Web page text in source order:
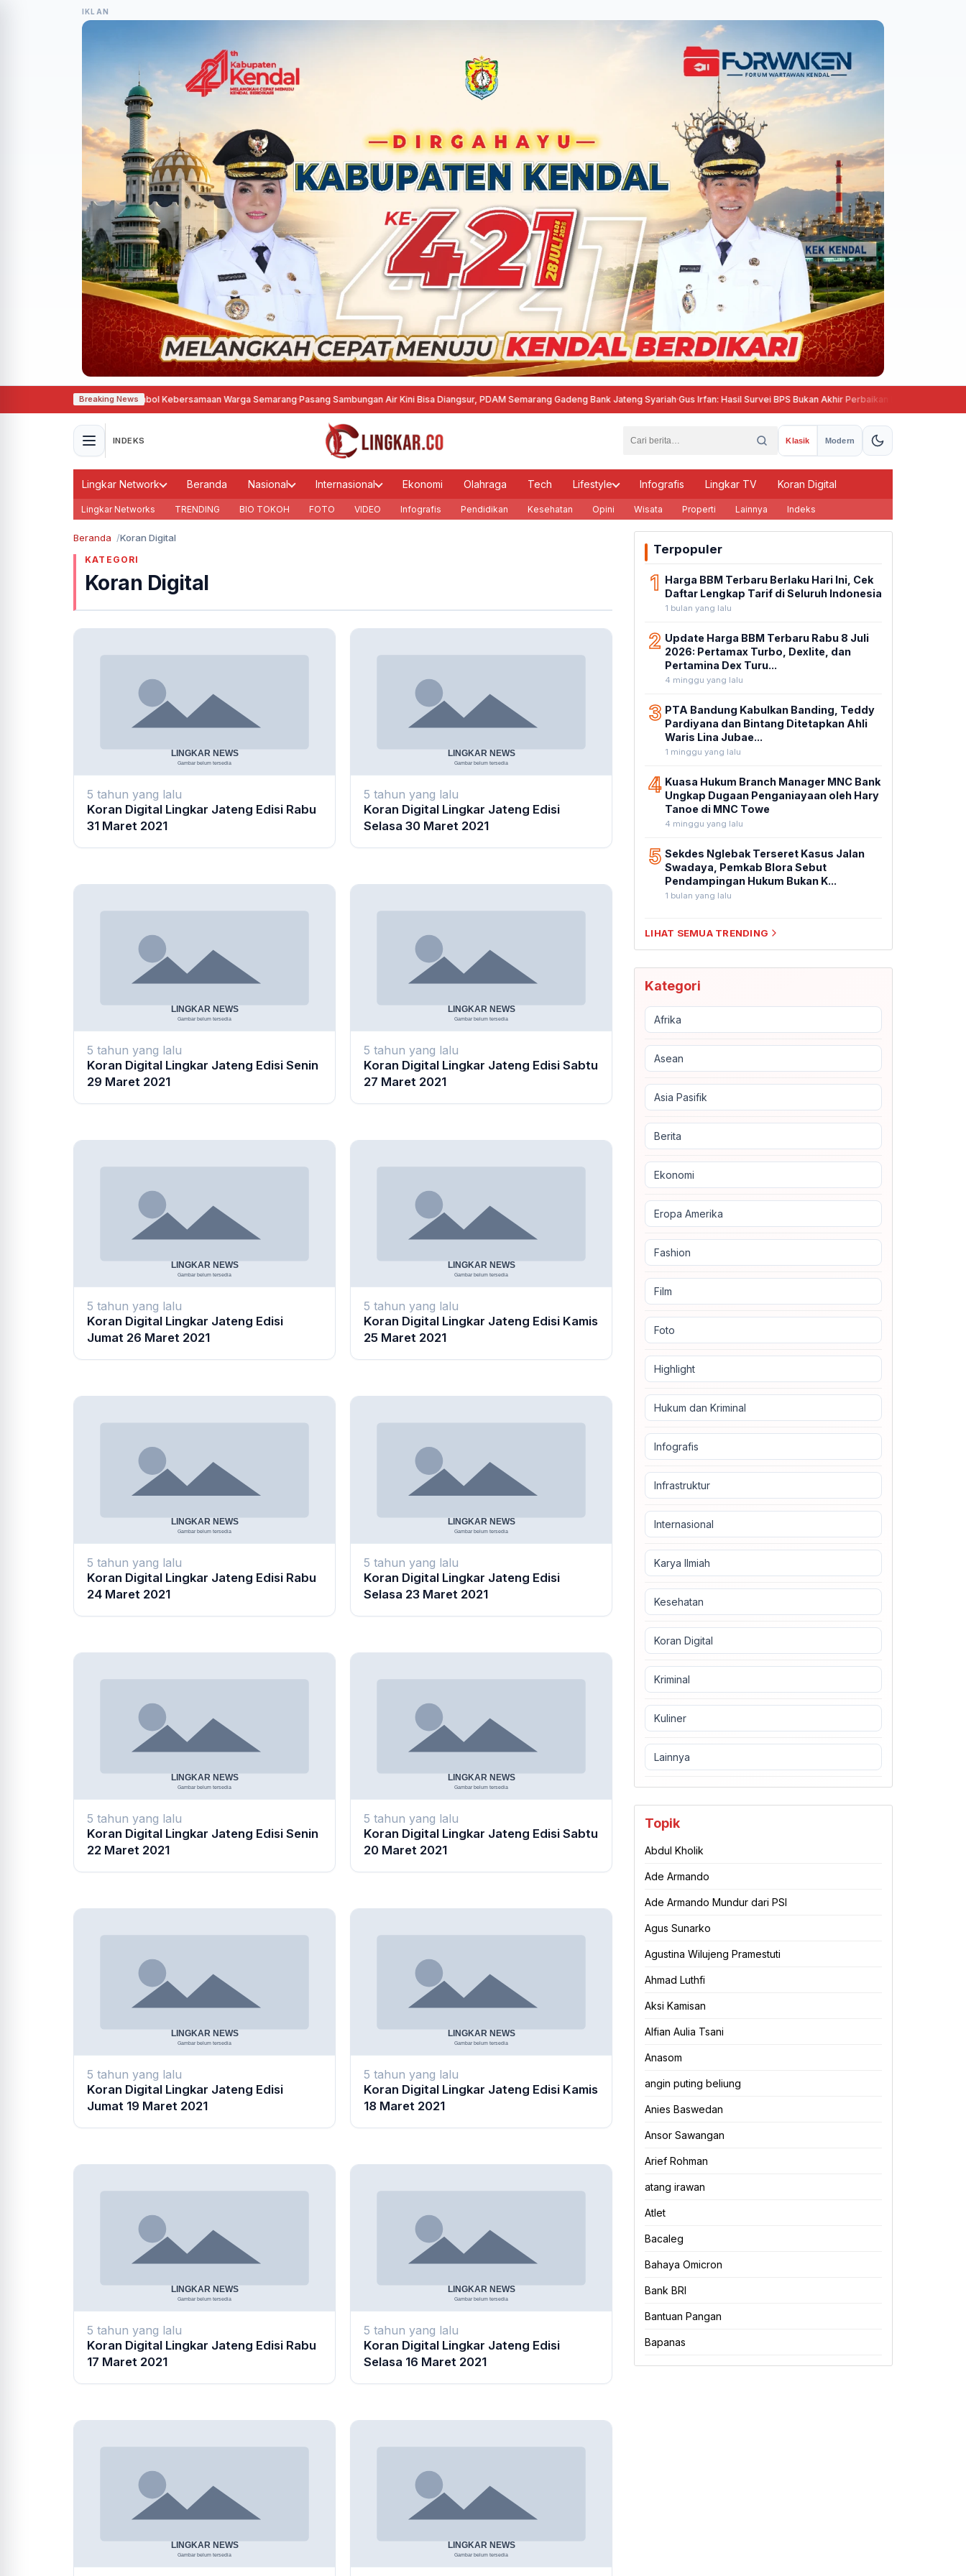
IKLAN
Breaking News
Tari Dug Dug Der, Simbol Kebersamaan Warga Semarang·Pasang Sambungan Air Kini Bisa Diangsur, PDAM Semarang Gadeng Bank Jateng Syariah·Gus Irfan: Hasil Survei BPS Bukan Akhir Perbaikan Layanan, Evaluasi
INDEKS Klasik Modern
Lingkar Network Beranda Nasional Internasional Ekonomi Olahraga Tech Lifestyle Infografis Lingkar TV Koran Digital
Lingkar Networks TRENDING BIO TOKOH FOTO VIDEO Infografis Pendidikan Kesehatan Opini Wisata Properti Lainnya Indeks
Beranda Koran Digital
KATEGORI
Koran Digital
5 tahun yang lalu
Koran Digital Lingkar Jateng Edisi Rabu
31 Maret 2021
5 tahun yang lalu
Koran Digital Lingkar Jateng Edisi
Selasa 30 Maret 2021
5 tahun yang lalu
Koran Digital Lingkar Jateng Edisi Senin
29 Maret 2021
5 tahun yang lalu
Koran Digital Lingkar Jateng Edisi Sabtu
27 Maret 2021
5 tahun yang lalu
Koran Digital Lingkar Jateng Edisi
Jumat 26 Maret 2021
5 tahun yang lalu
Koran Digital Lingkar Jateng Edisi Kamis
25 Maret 2021
5 tahun yang lalu
Koran Digital Lingkar Jateng Edisi Rabu
24 Maret 2021
5 tahun yang lalu
Koran Digital Lingkar Jateng Edisi
Selasa 23 Maret 2021
5 tahun yang lalu
Koran Digital Lingkar Jateng Edisi Senin
22 Maret 2021
5 tahun yang lalu
Koran Digital Lingkar Jateng Edisi Sabtu
20 Maret 2021
5 tahun yang lalu
Koran Digital Lingkar Jateng Edisi
Jumat 19 Maret 2021
5 tahun yang lalu
Koran Digital Lingkar Jateng Edisi Kamis
18 Maret 2021
5 tahun yang lalu
Koran Digital Lingkar Jateng Edisi Rabu
17 Maret 2021
5 tahun yang lalu
Koran Digital Lingkar Jateng Edisi
Selasa 16 Maret 2021
Terpopuler
1 Harga BBM Terbaru Berlaku Hari Ini, Cek
Daftar Lengkap Tarif di Seluruh Indonesia
1 bulan yang lalu
2 Update Harga BBM Terbaru Rabu 8 Juli
2026: Pertamax Turbo, Dexlite, dan
Pertamina Dex Turu...
4 minggu yang lalu
3 PTA Bandung Kabulkan Banding, Teddy
Pardiyana dan Bintang Ditetapkan Ahli
Waris Lina Jubae...
1 minggu yang lalu
4 Kuasa Hukum Branch Manager MNC Bank
Ungkap Dugaan Penganiayaan oleh Hary
Tanoe di MNC Towe
4 minggu yang lalu
5 Sekdes Nglebak Terseret Kasus Jalan
Swadaya, Pemkab Blora Sebut
Pendampingan Hukum Bukan K...
1 bulan yang lalu
LIHAT SEMUA TRENDING
Kategori
Afrika
Asean
Asia Pasifik
Berita
Ekonomi
Eropa Amerika
Fashion
Film
Foto
Highlight
Hukum dan Kriminal
Infografis
Infrastruktur
Internasional
Karya Ilmiah
Kesehatan
Koran Digital
Kriminal
Kuliner
Lainnya
Topik
Abdul Kholik
Ade Armando
Ade Armando Mundur dari PSI
Agus Sunarko
Agustina Wilujeng Pramestuti
Ahmad Luthfi
Aksi Kamisan
Alfian Aulia Tsani
Anasom
angin puting beliung
Anies Baswedan
Ansor Sawangan
Arief Rohman
atang irawan
Atlet
Bacaleg
Bahaya Omicron
Bank BRI
Bantuan Pangan
Bapanas